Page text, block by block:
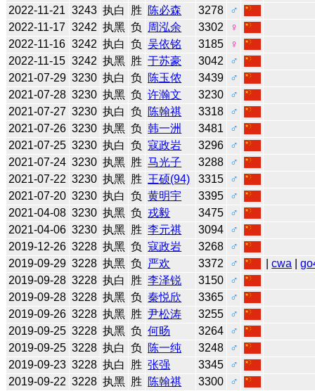
2022-11-21 3243 执白 胜 陈必森 3278
♂
2022-11-17 3242 执黑 负 周泓余 3302
♀
2022-11-16 3242 执白 负 吴依铭 3185
♀
2022-11-15 3242 执黑 胜 于苏豪 3042
♂
2021-07-29 3230 执白 负 陈玉侬 3439
♂
2021-07-28 3230 执黑 负 许瀚文 3230
♂
2021-07-27 3230 执白 负 陈翰祺 3318
♂
2021-07-26 3230 执黑 负 韩一洲 3481
♂
2021-07-25 3230 执白 负 寇政岩 3296
♂
2021-07-24 3230 执黑 胜 马光子 3288
♂
2021-07-22 3230 执黑 胜 王硕(94) 3315
♂
2021-07-20 3230 执白 负 黄明宇 3395
♂
2021-04-08 3230 执黑 负 戎毅 3475
♂
2021-04-06 3230 执黑 胜 李元祺 3094
♂
2019-12-26 3228 执黑 负 寇政岩 3268
♂
2019-09-29 3228 执黑 负 严欢 3372 ♂ |cwa |
2019-09-28 3228 执白 胜 李泽锐 3150
♂
2019-09-28 3228 执黑 负 秦悦欣 3365
♂
2019-09-26 3228 执黑 胜 尹松涛 3255
♂
2019-09-25 3228 执黑 负 何旸 3264
♂
2019-09-25 3228 执白 负 陈一纯 3248
♂
2019-09-23 3228 执白 胜 张强 3345
♂
2019-09-22 3228 执黑 胜 陈翰祺 3300 ♂